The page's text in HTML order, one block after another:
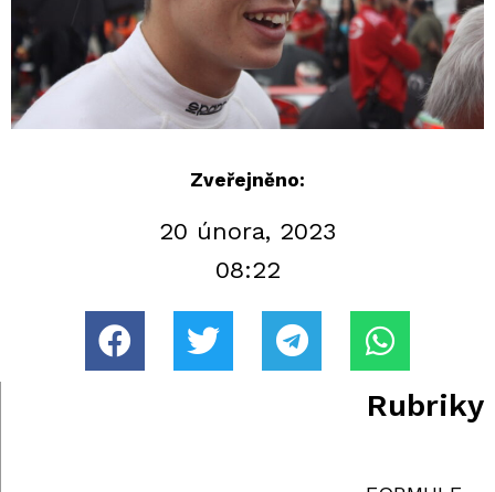
Zveřejněno:
20 února, 2023
08:22
Rubriky